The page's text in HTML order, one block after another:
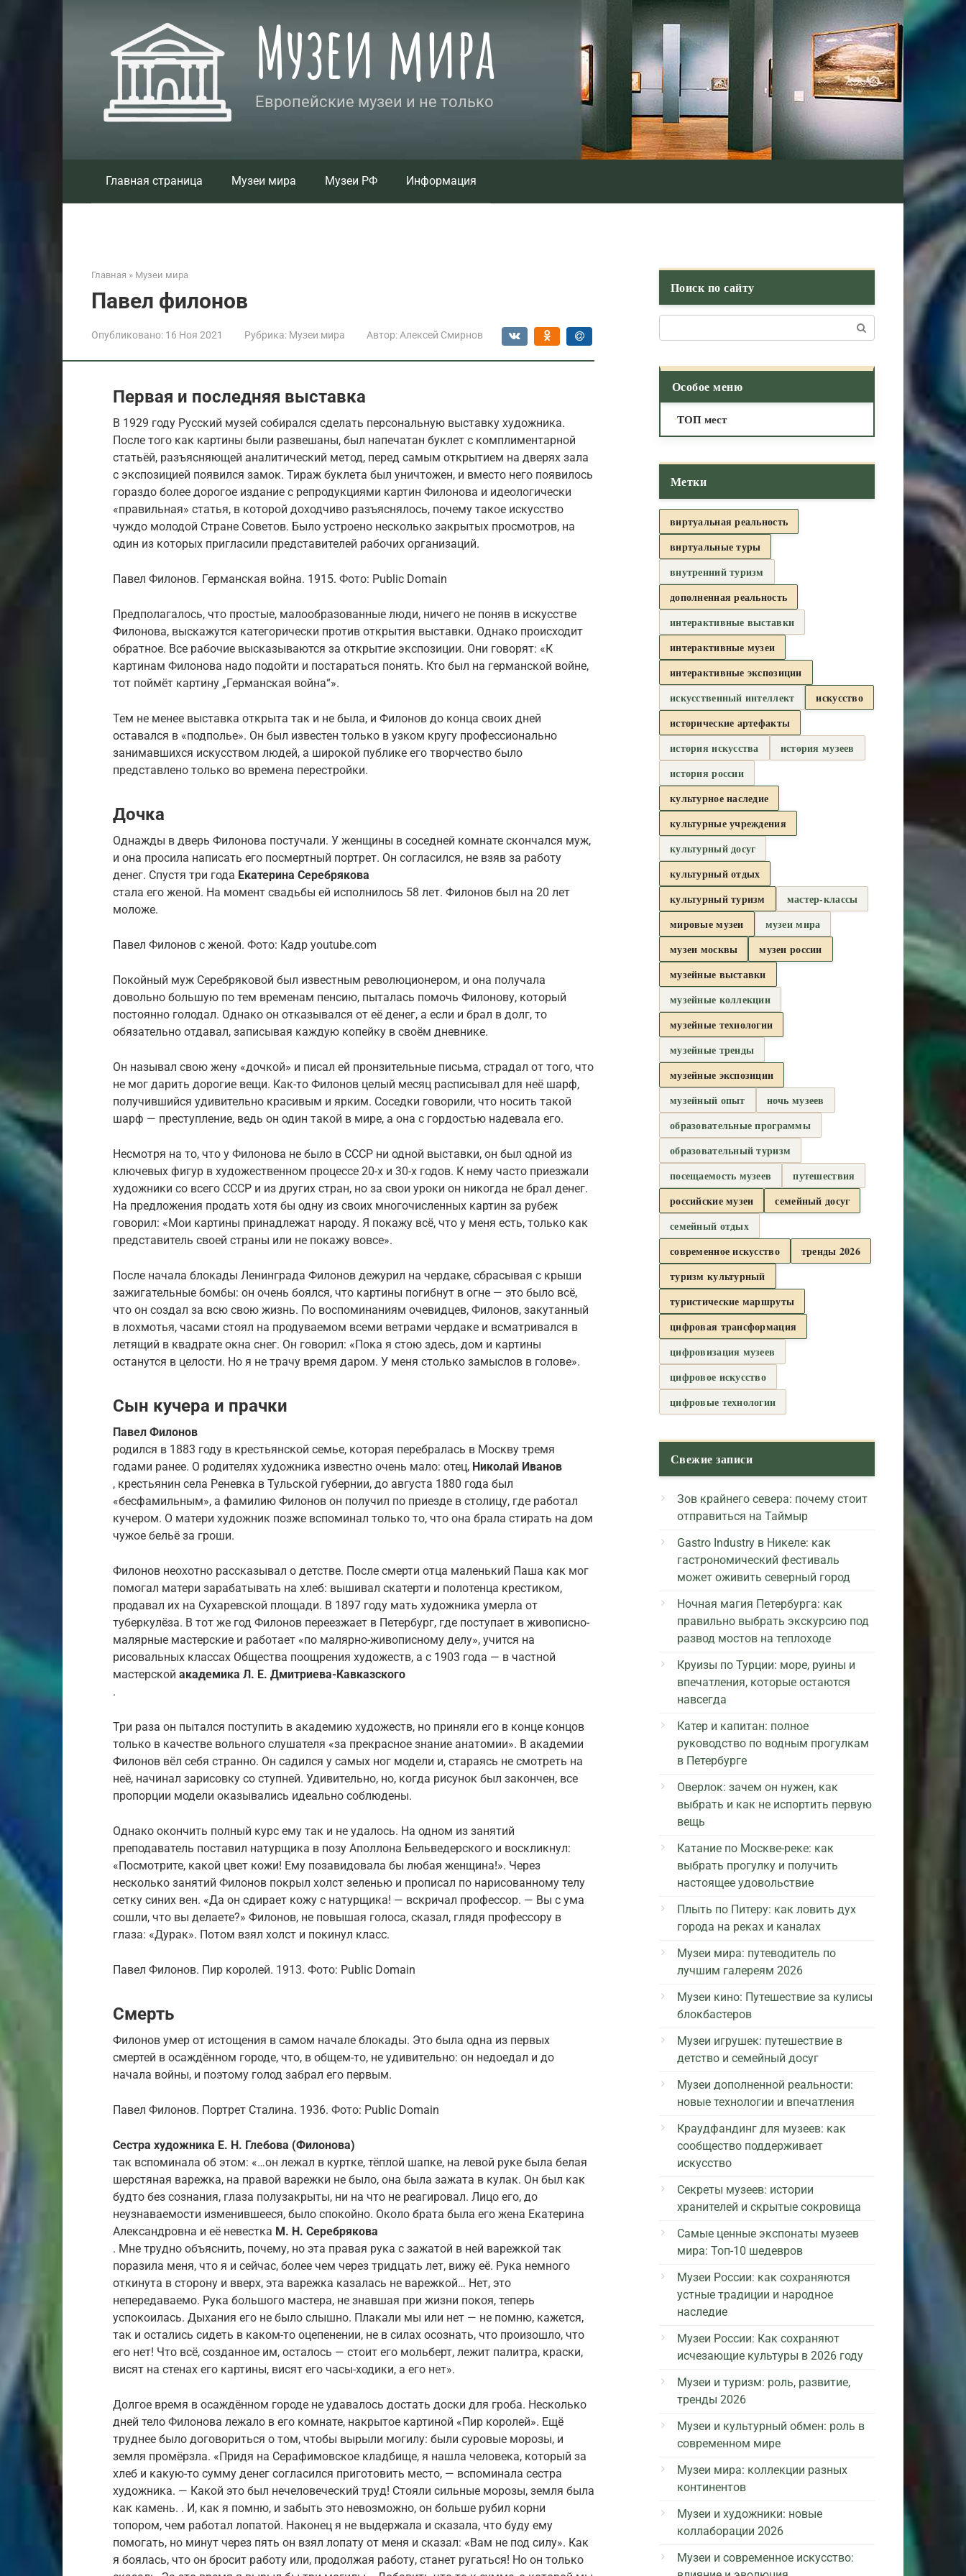
Музеи мира
Европейские музеи и не только
Главная страница Музеи мира Музеи РФ Информация
Главная » Музеи мира
Павел филонов
Опубликовано: 16 Ноя 2021 Рубрика: Музеи мира Автор: Алексей Смирнов
Первая и последняя выставка
В 1929 году Русский музей собирался сделать персональную выставку художника.
После того как картины были развешаны, был напечатан буклет с комплиментарной
статьёй, разъясняющей аналитический метод, перед самым открытием на дверях зала
с экспозицией появился замок. Тираж буклета был уничтожен, и вместо него появилось
гораздо более дорогое издание с репродукциями картин Филонова и идеологически
«правильная» статья, в которой доходчиво разъяснялось, почему такое искусство
чуждо молодой Стране Советов. Было устроено несколько закрытых просмотров, на
один из которых пригласили представителей рабочих организаций.
Павел Филонов. Германская война. 1915. Фото: Public Domain
Предполагалось, что простые, малообразованные люди, ничего не поняв в искусстве
Филонова, выскажутся категорически против открытия выставки. Однако происходит
обратное. Все рабочие высказываются за открытие экспозиции. Они говорят: «К
картинам Филонова надо подойти и постараться понять. Кто был на германской войне,
тот поймёт картину „Германская война“».
Тем не менее выставка открыта так и не была, и Филонов до конца своих дней
оставался в «подполье». Он был известен только в узком кругу профессионально
занимавшихся искусством людей, а широкой публике его творчество было
представлено только во времена перестройки.
Дочка
Однажды в дверь Филонова постучали. У женщины в соседней комнате скончался муж,
и она просила написать его посмертный портрет. Он согласился, не взяв за работу
денег. Спустя три года Екатерина Серебрякова
стала его женой. На момент свадьбы ей исполнилось 58 лет. Филонов был на 20 лет
моложе.
Павел Филонов с женой. Фото: Кадр youtube.com
Покойный муж Серебряковой был известным революционером, и она получала
довольно большую по тем временам пенсию, пыталась помочь Филонову, который
постоянно голодал. Однако он отказывался от её денег, а если и брал в долг, то
обязательно отдавал, записывая каждую копейку в своём дневнике.
Он называл свою жену «дочкой» и писал ей пронзительные письма, страдал от того, что
не мог дарить дорогие вещи. Как-то Филонов целый месяц расписывал для неё шарф,
получившийся удивительно красивым и ярким. Соседки говорили, что носить такой
шарф — преступление, ведь он один такой в мире, а она с гордостью надевала его.
Несмотря на то, что у Филонова не было в СССР ни одной выставки, он был одной из
ключевых фигур в художественном процессе 20-х и 30-х годов. К нему часто приезжали
художники со всего СССР и из других стран, но за свои уроки он никогда не брал денег.
На предложения продать хотя бы одну из своих многочисленных картин за рубеж
говорил: «Мои картины принадлежат народу. Я покажу всё, что у меня есть, только как
представитель своей страны или не покажу вовсе».
После начала блокады Ленинграда Филонов дежурил на чердаке, сбрасывая с крыши
зажигательные бомбы: он очень боялся, что картины погибнут в огне — это было всё,
что он создал за всю свою жизнь. По воспоминаниям очевидцев, Филонов, закутанный
в лохмотья, часами стоял на продуваемом всеми ветрами чердаке и всматривался в
летящий в квадрате окна снег. Он говорил: «Пока я стою здесь, дом и картины
останутся в целости. Но я не трачу время даром. У меня столько замыслов в голове».
Сын кучера и прачки
Павел Филонов
родился в 1883 году в крестьянской семье, которая перебралась в Москву тремя
годами ранее. О родителях художника известно очень мало: отец, Николай Иванов
, крестьянин села Реневка в Тульской губернии, до августа 1880 года был
«бесфамильным», а фамилию Филонов он получил по приезде в столицу, где работал
кучером. О матери художник позже вспоминал только то, что она брала стирать на дом
чужое бельё за гроши.
Филонов неохотно рассказывал о детстве. После смерти отца маленький Паша как мог
помогал матери зарабатывать на хлеб: вышивал скатерти и полотенца крестиком,
продавал их на Сухаревской площади. В 1897 году мать художника умерла от
туберкулёза. В тот же год Филонов переезжает в Петербург, где поступает в живописно-
малярные мастерские и работает «по малярно-живописному делу», учится на
рисовальных классах Общества поощрения художеств, а с 1903 года — в частной
мастерской академика Л. Е. Дмитриева-Кавказского
.
Три раза он пытался поступить в академию художеств, но приняли его в конце концов
только в качестве вольного слушателя «за прекрасное знание анатомии». В академии
Филонов вёл себя странно. Он садился у самых ног модели и, стараясь не смотреть на
неё, начинал зарисовку со ступней. Удивительно, но, когда рисунок был закончен, все
пропорции модели оказывались идеально соблюдены.
Однако окончить полный курс ему так и не удалось. На одном из занятий
преподаватель поставил натурщика в позу Аполлона Бельведерского и воскликнул:
«Посмотрите, какой цвет кожи! Ему позавидовала бы любая женщина!». Через
несколько занятий Филонов покрыл холст зеленью и прописал по нарисованному телу
сетку синих вен. «Да он сдирает кожу с натурщика! — вскричал профессор. — Вы с ума
сошли, что вы делаете?» Филонов, не повышая голоса, сказал, глядя профессору в
глаза: «Дурак». Потом взял холст и покинул класс.
Павел Филонов. Пир королей. 1913. Фото: Public Domain
Смерть
Филонов умер от истощения в самом начале блокады. Это была одна из первых
смертей в осаждённом городе, что, в общем-то, не удивительно: он недоедал и до
начала войны, и поэтому голод забрал его первым.
Павел Филонов. Портрет Сталина. 1936. Фото: Public Domain
Сестра художника Е. Н. Глебова (Филонова)
так вспоминала об этом: «…он лежал в куртке, тёплой шапке, на левой руке была белая
шерстяная варежка, на правой варежки не было, она была зажата в кулак. Он был как
будто без сознания, глаза полузакрыты, ни на что не реагировал. Лицо его, до
неузнаваемости изменившееся, было спокойно. Около брата была его жена Екатерина
Александровна и её невестка М. Н. Серебрякова
. Мне трудно объяснить, почему, но эта правая рука с зажатой в ней варежкой так
поразила меня, что я и сейчас, более чем через тридцать лет, вижу её. Рука немного
откинута в сторону и вверх, эта варежка казалась не варежкой… Нет, это
непередаваемо. Рука большого мастера, не знавшая при жизни покоя, теперь
успокоилась. Дыхания его не было слышно. Плакали мы или нет — не помню, кажется,
так и остались сидеть в каком-то оцепенении, не в силах осознать, что произошло, что
его нет! Что всё, созданное им, осталось — стоит его мольберт, лежит палитра, краски,
висят на стенах его картины, висят его часы-ходики, а его нет».
Долгое время в осаждённом городе не удавалось достать доски для гроба. Несколько
дней тело Филонова лежало в его комнате, накрытое картиной «Пир королей». Ещё
труднее было договориться о том, чтобы вырыли могилу: были суровые морозы, и
земля промёрзла. «Придя на Серафимовское кладбище, я нашла человека, который за
хлеб и какую-то сумму денег согласился приготовить место, — вспоминала сестра
художника. — Какой это был нечеловеческий труд! Стояли сильные морозы, земля была
как камень. . И, как я помню, и забыть это невозможно, он больше рубил корни
топором, чем работал лопатой. Наконец я не выдержала и сказала, что буду ему
помогать, но минут через пять он взял лопату от меня и сказал: «Вам не под силу». Как
я боялась, что он бросит работу или, продолжая работу, станет ругаться! Но он только
Поиск по сайту
Особое меню
ТОП мест
Метки
виртуальная реальность
виртуальные туры
внутренний туризм
дополненная реальность
интерактивные выставки
интерактивные музеи
интерактивные экспозиции
искусственный интеллект
искусство
исторические артефакты
история искусства
история музеев
история россии
культурное наследие
культурные учреждения
культурный досуг
культурный отдых
культурный туризм
мастер-классы
мировые музеи
музеи мира
музеи москвы
музеи россии
музейные выставки
музейные коллекции
музейные технологии
музейные тренды
музейные экспозиции
музейный опыт
ночь музеев
образовательные программы
образовательный туризм
посещаемость музеев
путешествия
российские музеи
семейный досуг
семейный отдых
современное искусство
тренды 2026
туризм культурный
туристические маршруты
цифровая трансформация
цифровизация музеев
цифровое искусство
цифровые технологии
Свежие записи
Зов крайнего севера: почему стоит
отправиться на Таймыр
Gastro Industry в Никеле: как
гастрономический фестиваль
может оживить северный город
Ночная магия Петербурга: как
правильно выбрать экскурсию под
развод мостов на теплоходе
Круизы по Турции: море, руины и
впечатления, которые остаются
навсегда
Катер и капитан: полное
руководство по водным прогулкам
в Петербурге
Оверлок: зачем он нужен, как
выбрать и как не испортить первую
вещь
Катание по Москве-реке: как
выбрать прогулку и получить
настоящее удовольствие
Плыть по Питеру: как ловить дух
города на реках и каналах
Музеи мира: путеводитель по
лучшим галереям 2026
Музеи кино: Путешествие за кулисы
блокбастеров
Музеи игрушек: путешествие в
детство и семейный досуг
Музеи дополненной реальности:
новые технологии и впечатления
Краудфандинг для музеев: как
сообщество поддерживает
искусство
Секреты музеев: истории
хранителей и скрытые сокровища
Самые ценные экспонаты музеев
мира: Топ-10 шедевров
Музеи России: как сохраняются
устные традиции и народное
наследие
Музеи России: Как сохраняют
исчезающие культуры в 2026 году
Музеи и туризм: роль, развитие,
тренды 2026
Музеи и культурный обмен: роль в
современном мире
Музеи мира: коллекции разных
континентов
Музеи и художники: новые
коллаборации 2026
Музеи и современное искусство: